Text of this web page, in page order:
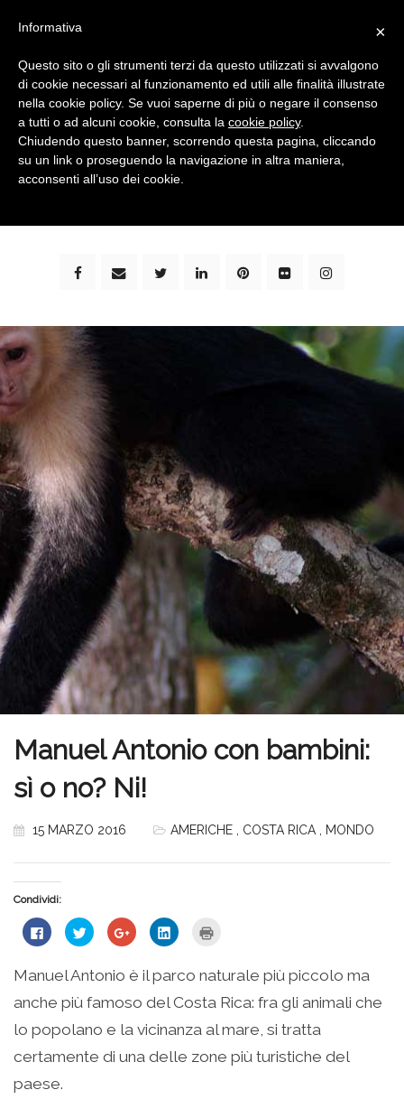
bimbi e viaggi - family travel blog: community #1 in
Manuel Antonio con bambini:
sì o no? Ni!
15 MARZO 2016 AMERICHE COSTA RICA MONDO
Condividi:
Fai
clic
su
Facebook
apre
una
nuova
finestra)
Fai
clic
condividere
su
Twitter
(Si
in
una
nuova
finestra)
Fai
clic
condividere
su
Google+
(Si
in
una
nuova
finestra)
Fai
clic
condividere
su
LinkedIn
(Si
in
una
nuova
finestra)
stampare
(Si
apre
in
nuova
finestra)
Manuel Antonio è il parco naturale più piccolo ma
anche più famoso del Costa Rica: fra gli animali che
lo popolano e la vicinanza al mare, si tratta
certamente di una delle zone più turistiche del
paese.
×
Informativa
Questo sito o gli strumenti terzi da questo utilizzati si avvalgono
di cookie necessari al funzionamento ed utili alle finalità illustrate
nella cookie policy. Se vuoi saperne di più o negare il consenso
a tutti o ad alcuni cookie, consulta la cookie policy.
Chiudendo questo banner, scorrendo questa pagina, cliccando
su un link o proseguendo la navigazione in altra maniera,
acconsenti all’uso dei cookie.